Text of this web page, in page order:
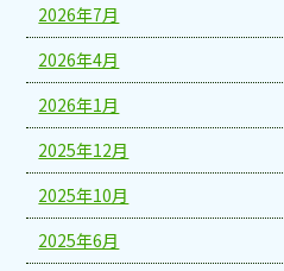
2026年7月
2026年4月
2026年1月
2025年12月
2025年10月
2025年6月